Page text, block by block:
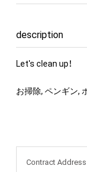
description
Let's clean up！
お掃除, ペンギン,
Contract Address